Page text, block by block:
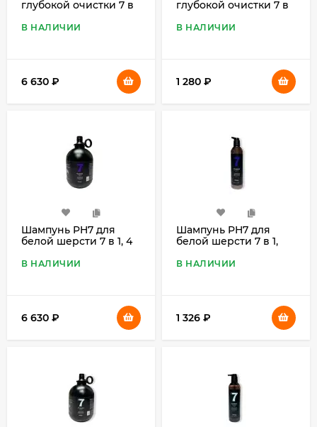
глубокой очистки 7 в
В НАЛИЧИИ
6 630 ₽
глубокой очистки 7 в
В НАЛИЧИИ
1 280 ₽
Шампунь PH7 для
белой шерсти 7 в 1, 4
В НАЛИЧИИ
6 630 ₽
Шампунь PH7 для
белой шерсти 7 в 1,
В НАЛИЧИИ
1 326 ₽